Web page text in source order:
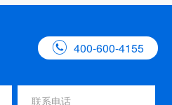
 400-600-4155